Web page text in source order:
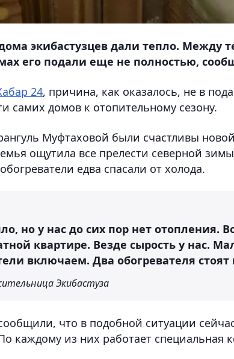
экибастузцев дали тепло. Между
его подали еще не полностью,
24, причина, как оказалось, не в
самих домов к отопительному сезону.
Муфтаховой были счастливы
ощутила все прелести северной
едва спасали от холода.
но у нас до сих пор нет отопления.
квартире. Везде сырость у нас.
включаем. Два обогревателя стоят
Экибастуза
что в подобной ситуации
каждому из них работает специальная